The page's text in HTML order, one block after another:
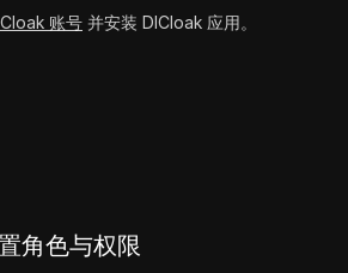
账号 并安装 DICloak 应用。
角色与权限